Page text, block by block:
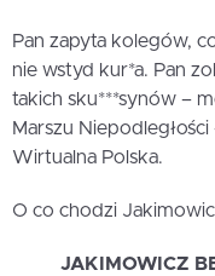
Pan zapyta kolegów,
nie wstyd kur*a. Pan
takich sku***synów –
Marszu
Wirtualna Polska.
O co chodzi
JAKIMOWICZ